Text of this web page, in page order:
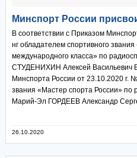
Минспорт России
В соответствии с Приказом
нг обладателем спортивного
международного класса» по
СТУДЕНИХИН Алексей Васильевич
Минспорта России от 23.10.2020 г.
звания «Мастер спорта России» по
Марий-Эл ГОРДЕЕВ Александр
26.10.2020